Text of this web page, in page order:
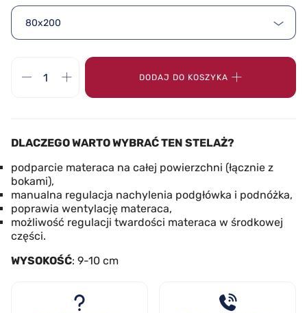
80x200
DODAJ DO KOSZYKA
DLACZEGO WARTO WYBRAĆ TEN STELAŻ?
podparcie materaca na całej powierzchni (łącznie z
bokami),
manualna regulacja nachylenia podgłówka i podnóżka,
poprawia wentylację materaca,
możliwość regulacji twardości materaca w środkowej
części.
WYSOKOŚĆ: 9-10 cm